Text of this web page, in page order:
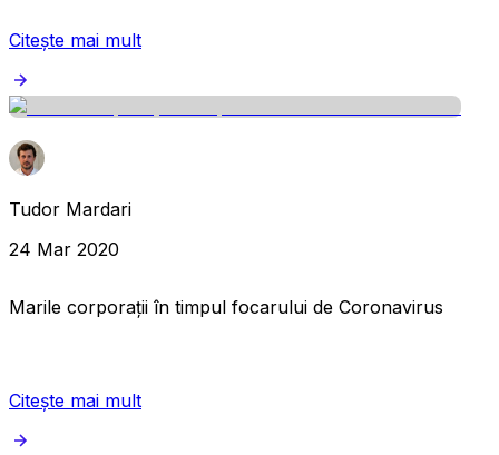
Citește mai mult
Tudor Mardari
24 Mar 2020
Marile corporații în timpul focarului de Coronavirus
Citește mai mult